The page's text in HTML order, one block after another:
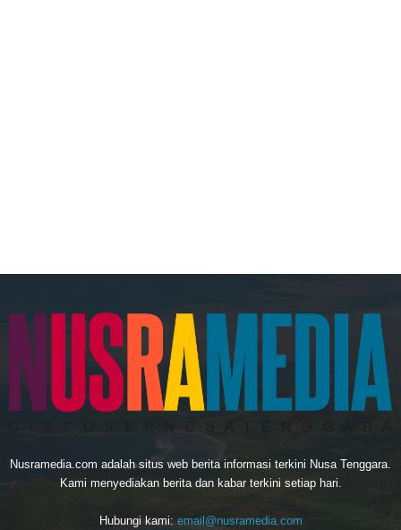
Nusramedia.com adalah situs web berita informasi terkini Nusa Tenggara.
Kami menyediakan berita dan kabar terkini setiap hari.
Hubungi kami: email@nusramedia.com